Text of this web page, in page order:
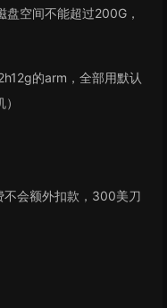
空间不能超过200G，
的arm，全部用默认
不会额外扣款，300美刀